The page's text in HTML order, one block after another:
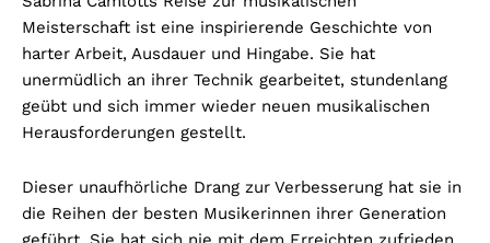
Meisterschaft ist eine inspirierende Geschichte von
harter Arbeit, Ausdauer und Hingabe. Sie hat
unermüdlich an ihrer Technik gearbeitet, stundenlang
geübt und sich immer wieder neuen musikalischen
Herausforderungen gestellt.
Dieser unaufhörliche Drang zur Verbesserung hat sie in
die Reihen der besten Musikerinnen ihrer Generation